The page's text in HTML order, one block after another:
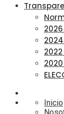
2020
Inicio